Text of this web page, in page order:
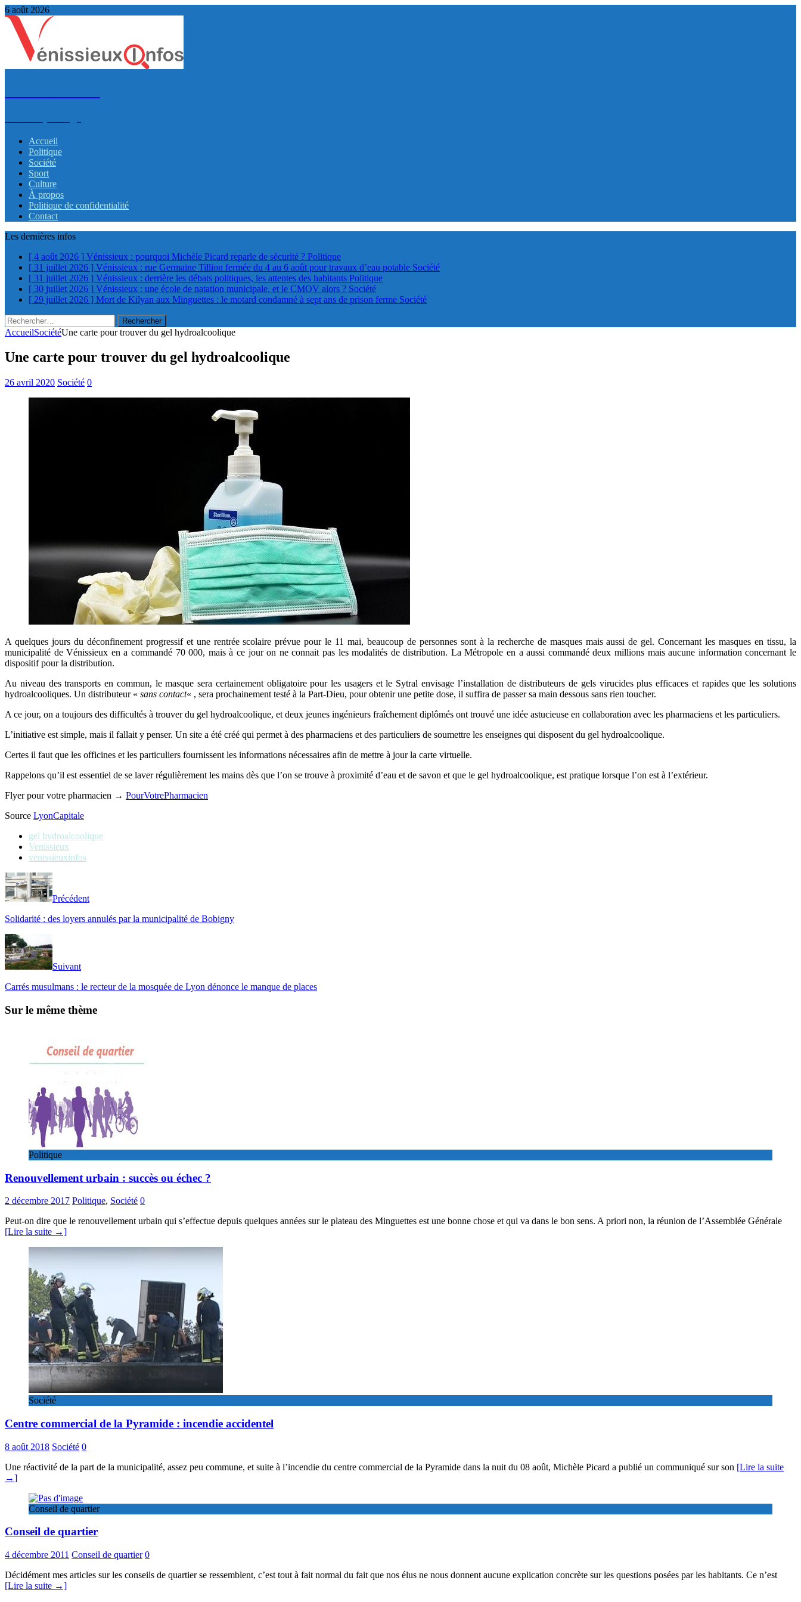
6 août 2026
Accueil
Politique
Société
Sport
Culture
À propos
Politique de confidentialité
Contact
Les dernières infos
[ 4 août 2026 ] Vénissieux : pourquoi Michèle Picard reparle de sécurité ? Politique
[ 31 juillet 2026 ] Vénissieux : rue Germaine Tillion fermée du 4 au 6 août pour travaux d’eau potable Société
[ 31 juillet 2026 ] Vénissieux : derrière les débats politiques, les attentes des habitants Politique
[ 30 juillet 2026 ] Vénissieux : une école de natation municipale, et le CMOV alors ? Société
[ 29 juillet 2026 ] Mort de Kilyan aux Minguettes : le motard condamné à sept ans de prison ferme Société
Rechercher :
AccueilSociétéUne carte pour trouver du gel hydroalcoolique
Une carte pour trouver du gel hydroalcoolique
26 avril 2020 Société 0
A quelques jours du déconfinement progressif et une rentrée scolaire prévue pour le 11 mai, beaucoup de personnes sont à la recherche de masques mais aussi de gel. Concernant les masques en tissu, la
municipalité de Vénissieux en a commandé 70 000, mais à ce jour on ne connait pas les modalités de distribution. La Métropole en a aussi commandé deux millions mais aucune information concernant le
dispositif pour la distribution.
Au niveau des transports en commun, le masque sera certainement obligatoire pour les usagers et le Sytral envisage l’installation de distributeurs de gels virucides plus efficaces et rapides que les solutions
hydroalcooliques. Un distributeur « sans contact« , sera prochainement testé à la Part-Dieu, pour obtenir une petite dose, il suffira de passer sa main dessous sans rien toucher.
A ce jour, on a toujours des difficultés à trouver du gel hydroalcoolique, et deux jeunes ingénieurs fraîchement diplômés ont trouvé une idée astucieuse en collaboration avec les pharmaciens et les particuliers.
L’initiative est simple, mais il fallait y penser. Un site a été créé qui permet à des pharmaciens et des particuliers de soumettre les enseignes qui disposent du gel hydroalcoolique.
Certes il faut que les officines et les particuliers fournissent les informations nécessaires afin de mettre à jour la carte virtuelle.
Rappelons qu’il est essentiel de se laver régulièrement les mains dès que l’on se trouve à proximité d’eau et de savon et que le gel hydroalcoolique, est pratique lorsque l’on est à l’extérieur.
Flyer pour votre pharmacien → PourVotrePharmacien
Source LyonCapitale
gel hydroalcoolique
Venissieux
venissieuxinfos
Précédent
Solidarité : des loyers annulés par la municipalité de Bobigny
Suivant
Carrés musulmans : le recteur de la mosquée de Lyon dénonce le manque de places
Sur le même thème
Politique
Renouvellement urbain : succès ou échec ?
2 décembre 2017 Politique, Société 0
Peut-on dire que le renouvellement urbain qui s’effectue depuis quelques années sur le plateau des Minguettes est une bonne chose et qui va dans le bon sens. A priori non, la réunion de l’Assemblée Générale
[Lire la suite →]
Société
Centre commercial de la Pyramide : incendie accidentel
8 août 2018 Société 0
Une réactivité de la part de la municipalité, assez peu commune, et suite à l’incendie du centre commercial de la Pyramide dans la nuit du 08 août, Michèle Picard a publié un communiqué sur son [Lire la suite
→]
Conseil de quartier
Conseil de quartier
4 décembre 2011 Conseil de quartier 0
Décidément mes articles sur les conseils de quartier se ressemblent, c’est tout à fait normal du fait que nos élus ne nous donnent aucune explication concrète sur les questions posées par les habitants. Ce n’est
[Lire la suite →]